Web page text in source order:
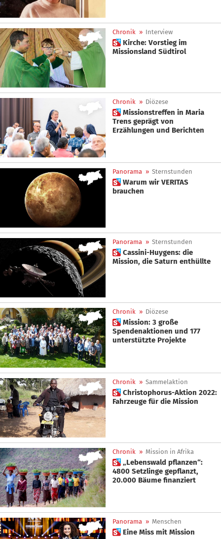
Chronik » Interview
 Kirche: Vorstieg im
Missionsland Südtirol
Chronik » Diözese
 Missionstreffen in Maria
Trens geprägt von
Erzählungen und Berichten
Panorama » Sternstunden
 Warum wir VERITAS
brauchen
Panorama » Sternstunden
 Cassini-Huygens: die
Mission, die Saturn enthüllte
Chronik » Diözese
 Mission: 3 große
Spendenaktionen und 177
unterstützte Projekte
Chronik » Sammelaktion
 Christophorus-Aktion 2022:
Fahrzeuge für die Mission
Chronik » Mission in Afrika
 „Lebenswald pflanzen“:
4800 Setzlinge gepflanzt,
20.000 Bäume finanziert
Panorama » Menschen
 Eine Miss mit Mission